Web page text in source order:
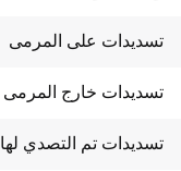
تسديدات على المرمى
تسديدات خارج المرمى
تسديدات تم التصدي لها